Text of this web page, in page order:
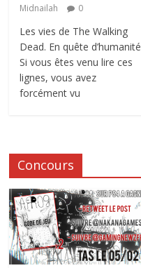
Midnailah
0
Les vies de The Walking
Dead. En quête d’humanité
Si vous êtes venu lire ces
lignes, vous avez
forcément vu
Concours